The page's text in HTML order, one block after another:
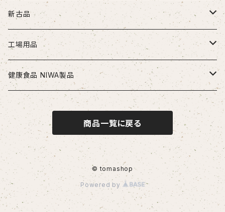
ドリル
ソリッドドリル（超硬/ハイス/他）
段付きドリル・座繰りドリル
ヘッド交換式ドリル
ヘッド交換式ドリル用ホルダ
刃先交換式ドリル用チップ
刃先交換式ドリル用ホルダ
エンドミル
超硬エンドミル
ハイスエンドミル
タップ
ハンドタップ
スパイラルタップ
ポイントタップ
ロールタップ
リーマ
ストレートリーマ・ハンドリーマ
スパイラルリーマ・ヘリカルリーマ
テーパリーマ
チップ
外径用・内径用チップ
溝入れ用・突っ切り用チップ
新古品
お得セット品
切削工具
ドリル
エンドミル
リーマ
配管部品
継手
治具
コレット
測定工具
コンベックス・巻尺
作業工具
工場用品
安全・保護用品
ヘルメット
健康食品 NIWA製品
ニワメイツ21 [送料無料]
ニワAOAFスペシャル[送料無料]
ロイヤルセレクト [送料無料]
商品一覧に戻る
© tomashop
Powered by